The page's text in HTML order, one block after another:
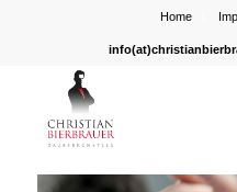
Home